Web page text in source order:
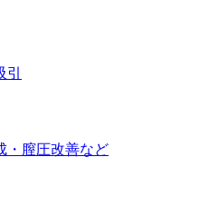
・膣圧改善など